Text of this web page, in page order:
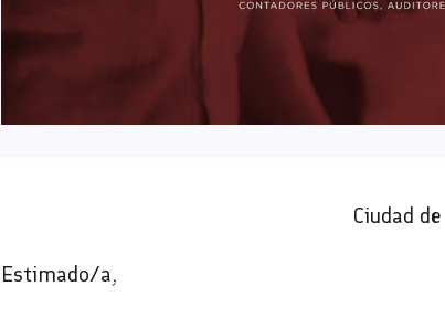
Ciudad
Estimado/a,